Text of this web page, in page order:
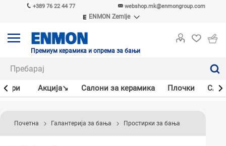
+389 76 22 44 77 webshop.mk@enmongroup.com
ENMON Zemlje
ENMON MKD
Премиум керамика и опрема за бањи
Акцијa↘ Салони за керамика Плочки
Почетна Галантерија за бања Простирки за бања